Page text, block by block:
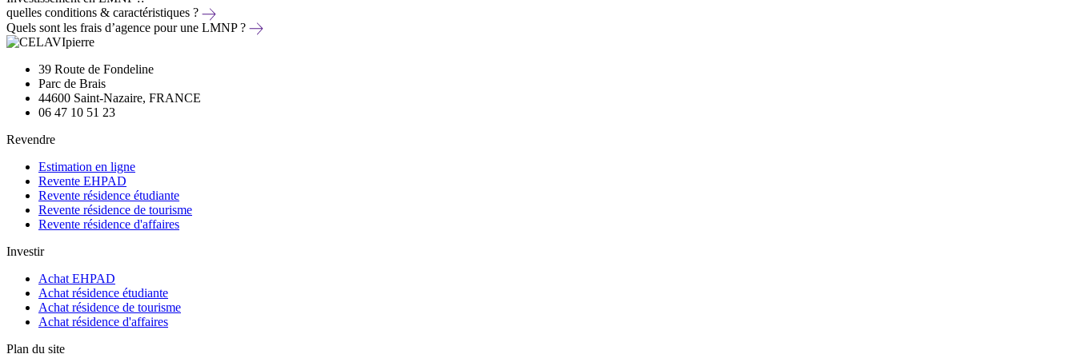
quelles conditions & caractéristiques ?
Quels sont les frais d’agence pour une LMNP ?
39 Route de Fondeline
Parc de Brais
44600 Saint-Nazaire, FRANCE
06 47 10 51 23
Revendre
Estimation en ligne
Revente EHPAD
Revente résidence étudiante
Revente résidence de tourisme
Revente résidence d'affaires
Investir
Achat EHPAD
Achat résidence étudiante
Achat résidence de tourisme
Achat résidence d'affaires
Plan du site